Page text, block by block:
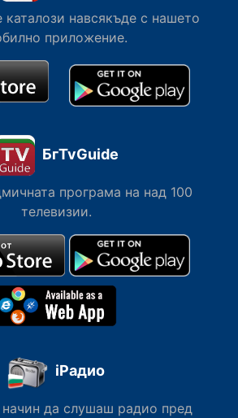
каталози навсякъде с нашето
приложение.
БгTvGuide
програма на над 100
телевизии.
iРадио
да слушаш радио пред